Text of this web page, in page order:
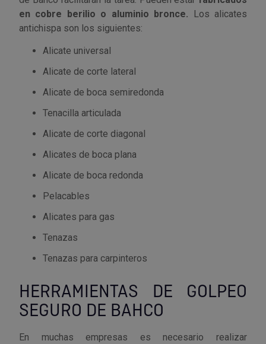
en cobre berilio o aluminio bronce. Los alicates
antichispa son los siguientes:
Alicate universal
Alicate de corte lateral
Alicate de boca semiredonda
Tenacilla articulada
Alicate de corte diagonal
Alicates de boca plana
Alicate de boca redonda
Pelacables
Alicates para gas
Tenazas
Tenazas para carpinteros
HERRAMIENTAS DE GOLPEO
SEGURO DE BAHCO
En muchas empresas es necesario realizar